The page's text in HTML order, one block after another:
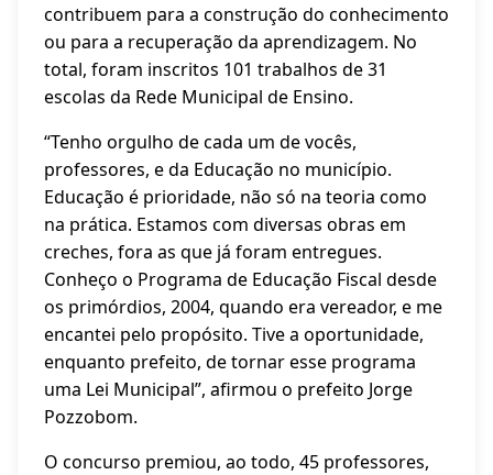
contribuem para a construção do conhecimento
ou para a recuperação da aprendizagem. No
total, foram inscritos 101 trabalhos de 31
escolas da Rede Municipal de Ensino.
“Tenho orgulho de cada um de vocês,
professores, e da Educação no município.
Educação é prioridade, não só na teoria como
na prática. Estamos com diversas obras em
creches, fora as que já foram entregues.
Conheço o Programa de Educação Fiscal desde
os primórdios, 2004, quando era vereador, e me
encantei pelo propósito. Tive a oportunidade,
enquanto prefeito, de tornar esse programa
uma Lei Municipal”, afirmou o prefeito Jorge
Pozzobom.
O concurso premiou, ao todo, 45 professores,